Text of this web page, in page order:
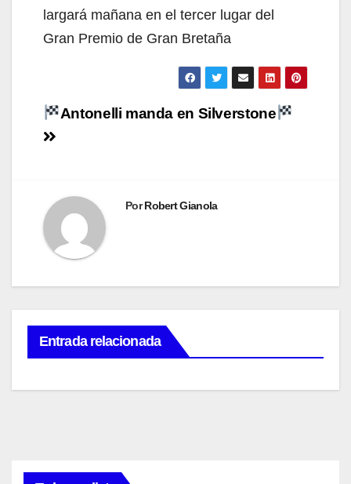
largará mañana en el tercer lugar del
Gran Premio de Gran Bretaña
Navegación
de
Antonelli manda en Silverstone
PorRobert Gianola
Entrada relacionada